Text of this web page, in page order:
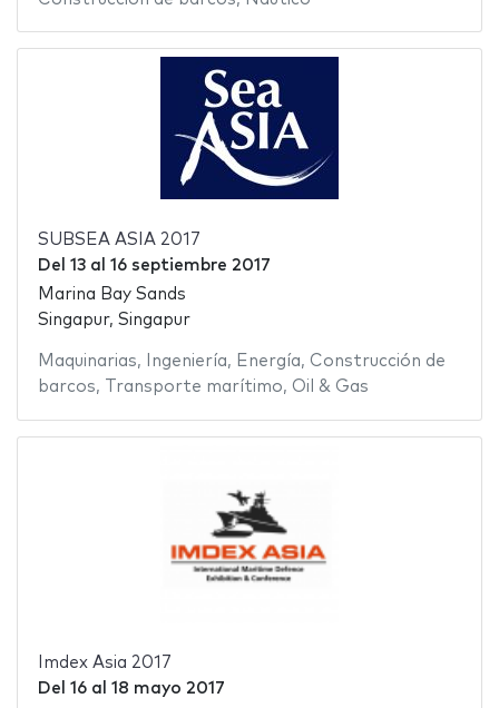
SUBSEA ASIA 2017
Del 13al 16 septiembre 2017
Marina Bay Sands
Singapur, Singapur
Maquinarias, Ingeniería, Energía, Construcción de
barcos, Transporte marítimo, Oil & Gas
Imdex Asia 2017
Del 16al 18 mayo 2017